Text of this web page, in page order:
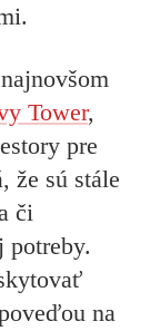
Tower,
pre
že sú stále
či
potreby.
na